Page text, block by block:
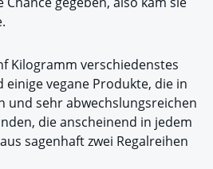
Kilogramm verschiedenstes
einige vegane Produkte, die in
und sehr abwechslungsreichen
die anscheinend in jedem
sagenhaft zwei Regalreihen